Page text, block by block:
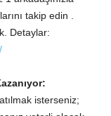
takip edin .
Detaylar:
isterseniz;